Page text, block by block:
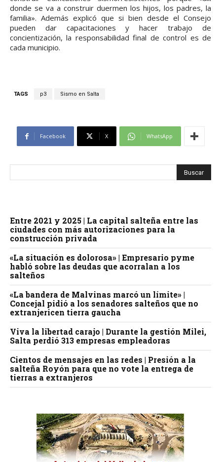
donde se va a construir duermen los hijos, los padres, la
familia». Además explicó que si bien desde el Consejo
pueden dar capacitaciones y hacer trabajo de
concientización, la responsabilidad final de control es de
cada municipio.
TAGS p3 Sismo en Salta
Facebook X WhatsApp
Entre 2021 y 2025 | La capital salteña entre las
ciudades con más autorizaciones para la
construcción privada
«La situación es dolorosa» | Empresario pyme
habló sobre las deudas que acorralan a los
salteños
«La bandera de Malvinas marcó un límite» |
Concejal pidió a los senadores salteños que no
extranjericen tierra gaucha
Viva la libertad carajo | Durante la gestión Milei,
Salta perdió 313 empresas empleadoras
Cientos de mensajes en las redes | Presión a la
salteña Royón para que no vote la entrega de
tierras a extranjeros